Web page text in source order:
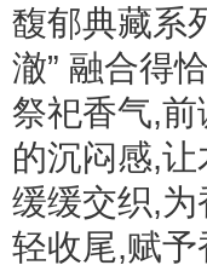
馥郁典藏系
澈” 融合得
祭祀香气,
的沉闷感,
缓缓交织,
轻收尾,赋